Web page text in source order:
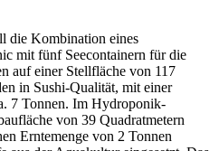
die Kombination eines
mit fünf Seecontainern für die
auf einer Stellfläche von 117
in Sushi-Qualität, mit einer
7 Tonnen. Im Hydroponik-
von 39 Quadratmetern
Erntemenge von 2 Tonnen